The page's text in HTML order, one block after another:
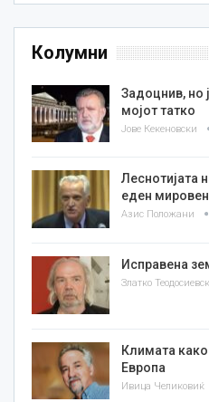
Колумни
Задоцнив, но
мојот татко
Јове Кекеновски
Леснотијата
еден
Азис Положани
Исправена
Климата
Европа
Ивица Челиковиќ